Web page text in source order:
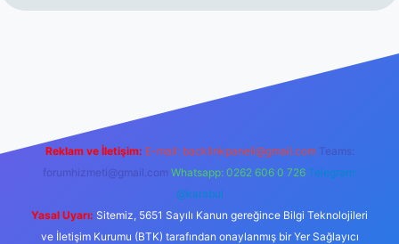
Reklam ve İletişim: E-mail: backlinkpaneli@gmail.com Teams:
forumhizmeti@gmail.com Whatsapp: 0262 606 0 726 Telegram:
@karabul
Yasal Uyarı: Sitemiz, 5651 Sayılı Kanun gereğince Bilgi Teknolojileri
ve İletişim Kurumu (BTK) tarafından onaylanmış bir Yer Sağlayıcı